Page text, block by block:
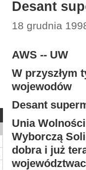
Desant
18 grudnia
AWS -- UW
W przyszłym
wojewodów
Desant
Unia
Wyborczą
dobra i już